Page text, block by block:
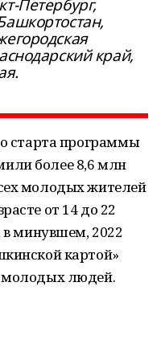
Петербург,
край,
старта программы
более 8,6 млн
молодых жителей
от 14 до 22
в минувшем, 2022
картой»
молодых людей.